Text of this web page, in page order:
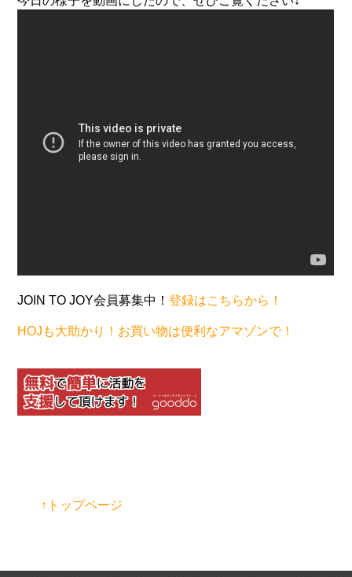
JOIN TO JOY会員募集中！登録はこちらから！
HOJも大助かり！お買い物は便利なアマゾンで！
↑トップページ